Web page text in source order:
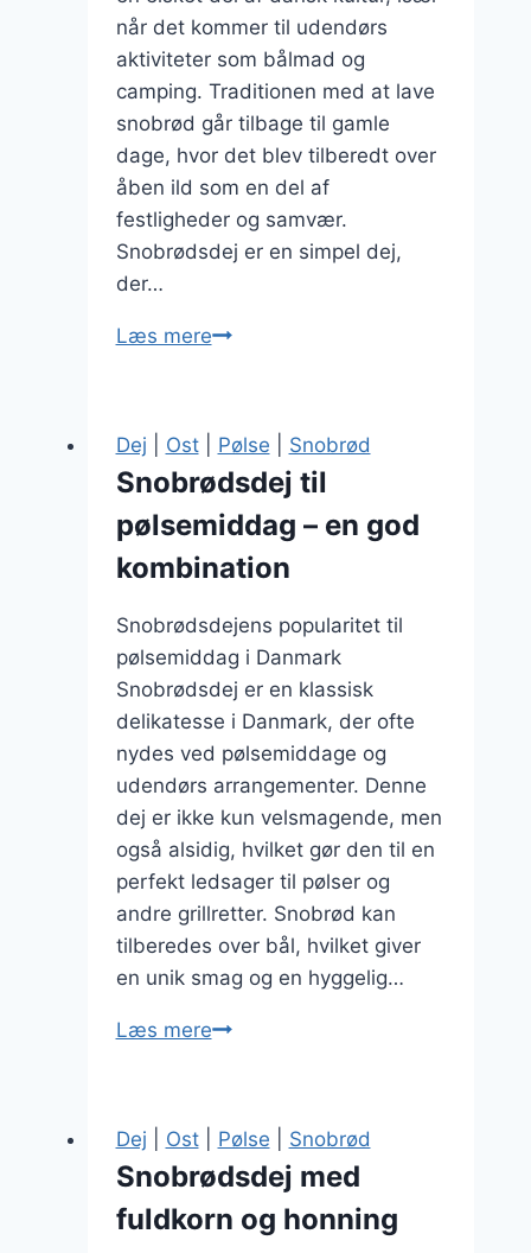
når det kommer til udendørs
aktiviteter som bålmad og
camping. Traditionen med at lave
snobrød går tilbage til gamle
dage, hvor det blev tilberedt over
åben ild som en del af
festligheder og samvær.
Snobrødsdej er en simpel dej,
der…
Læs mereSnobrødsdej
timian
Dej Ost| Pølse Snobrød
Snobrødsdej til
pølsemiddag – en god
kombination
Snobrødsdejens popularitet til
pølsemiddag i Danmark
Snobrødsdej er en klassisk
delikatesse i Danmark, der ofte
nydes ved pølsemiddage og
udendørs arrangementer. Denne
dej er ikke kun velsmagende, men
også alsidig, hvilket gør den til en
perfekt ledsager til pølser og
andre grillretter. Snobrød kan
tilberedes over bål, hvilket giver
en unik smag og en hyggelig…
Læs mereSnobrødsdej
en
god
kombination
Dej Ost| Pølse Snobrød
Snobrødsdej med
fuldkorn og honning